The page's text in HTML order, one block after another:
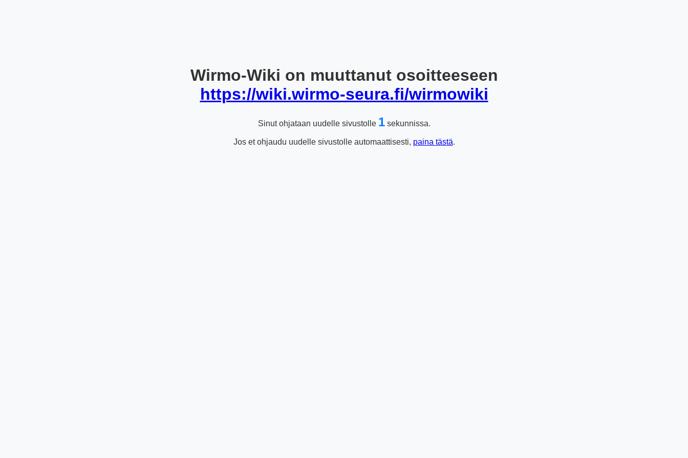
Wirmo-Wiki on muuttanut osoitteeseen
https://wiki.wirmo-seura.fi/wirmowiki
Sinut ohjataan uudelle sivustolle 1sekunnissa.
Jos et ohjaudu uudelle sivustolle automaattisesti, paina tästä.